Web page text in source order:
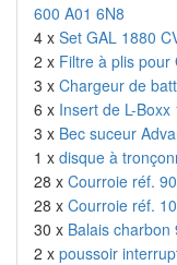
600 A01 6N8
4 x Set GAL 1880
2 x Filtre à plis pour
3 x Chargeur de
6 x Insert de L-
3 x Bec suceur
1 x disque à
28 x Courroie réf.
28 x Courroie réf.
30 x Balais charbon
2 x poussoir